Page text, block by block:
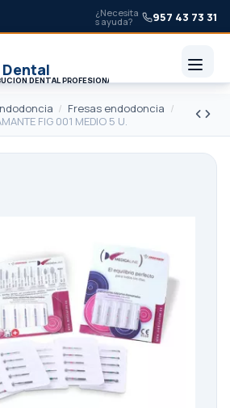
¿Necesita
s ayuda? 957 43 73 31
Fresas endodoncia
FIG 001 MEDIO 5 U.